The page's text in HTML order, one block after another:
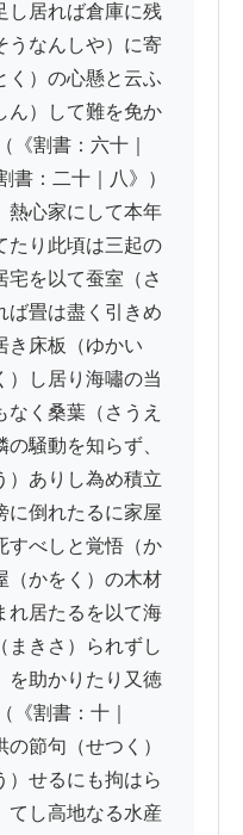
し居れば倉庫に残
うなんしや）に寄
く）の心懸と云ふ
ん）して難を免か
《割書：六十｜
書：二十｜八》）
熱心家にして本年
たり此頃は三起の
宅を以て蚕室（さ
ば畳は盡く引きめ
き床板（ゆかい
）し居り海嘯の当
く桑葉（さうえ
騒動を知らず、
）ありし為め積立
に倒れたるに家屋
すべしと覚悟（か
（かをく）の木材
れ居たるを以て海
まきさ）られずし
を助かりたり又徳
《割書：十｜
節句（せつく）
）せるにも拘はら
てし高地なる水産